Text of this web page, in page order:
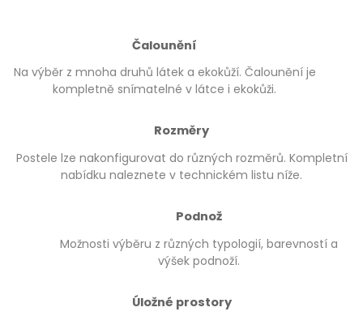
Čalounění
Na výběr z mnoha druhů látek a ekokůží. Čalounění je
kompletně snímatelné v látce i ekokůži.
Rozměry
Postele lze nakonfigurovat do různých rozměrů. Kompletní
nabídku naleznete v technickém listu níže.
Podnož
Možnosti výběru z různých typologií, barevností a
výšek podnoží.
Úložné prostory